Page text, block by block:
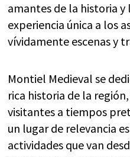
amantes de la historia
experiencia única a los
vívidamente escenas y
Montiel Medieval se
rica historia de la
visitantes a tiempos
un lugar de relevancia
actividades que van